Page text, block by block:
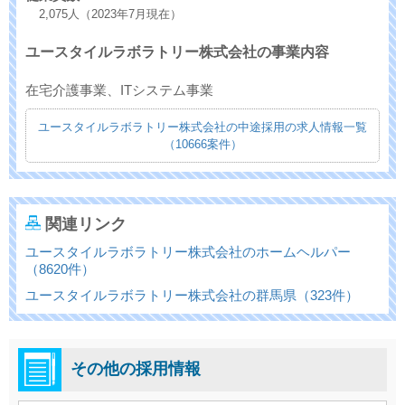
2,075人（2023年7月現在）
ユースタイルラボラトリー株式会社の事業内容
在宅介護事業、ITシステム事業
ユースタイルラボラトリー株式会社の中途採用の求人情報一覧
（10666案件）
関連リンク
ユースタイルラボラトリー株式会社のホームヘルパー
（8620件）
ユースタイルラボラトリー株式会社の群馬県（323件）
その他の採用情報